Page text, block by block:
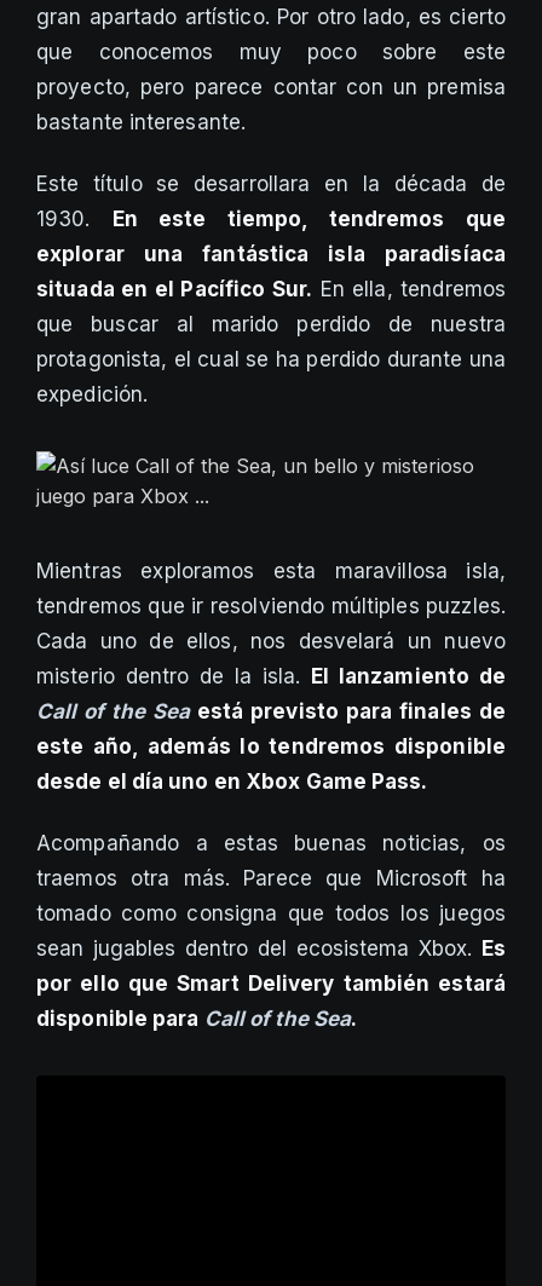
gran apartado artístico. Por otro lado, es cierto
que conocemos muy poco sobre este
proyecto, pero parece contar con un premisa
bastante interesante.
Este título se desarrollara en la década de
1930.
En este tiempo, tendremos que
explorar una fantástica isla paradisíaca
situada en el Pacífico Sur. En ella, tendremos
que buscar al marido perdido de nuestra
protagonista, el cual se ha perdido durante una
expedición.
Mientras exploramos esta maravillosa isla,
tendremos que ir resolviendo múltiples puzzles.
Cada uno de ellos, nos desvelará un nuevo
misterio dentro de la isla.
El lanzamiento de
Call of the Seaestá previsto para finales de
este año, además lo tendremos disponible
desde el día uno en Xbox Game Pass.
Acompañando a estas buenas noticias, os
traemos otra más. Parece que Microsoft ha
tomado como consigna que todos los juegos
sean jugables dentro del ecosistema Xbox. Es
por ello que Smart Delivery también estará
disponible para Call of the Sea.